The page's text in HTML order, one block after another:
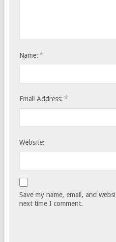
Name: *
Email Address: *
Website:
Save my name, email, and
next time I comment.